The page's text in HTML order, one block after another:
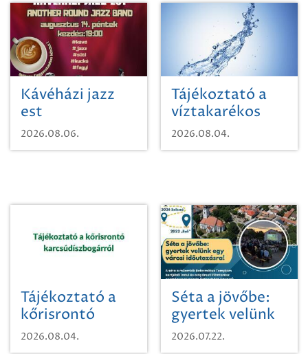
Kávéházi jazz
est
2026.08.06.
Tájékoztató a
víztakarékos
vízhasználatról
2026.08.04.
Tájékoztató a
kőrisrontó
karcsúdíszbogárról
2026.08.04.
Séta a jövőbe:
gyertek velünk
egy városi
időutazásra!
2026.07.22.